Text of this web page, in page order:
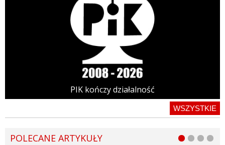
PIK kończy działalność
WSZYSTKIE
POLECANE ARTYKUŁY